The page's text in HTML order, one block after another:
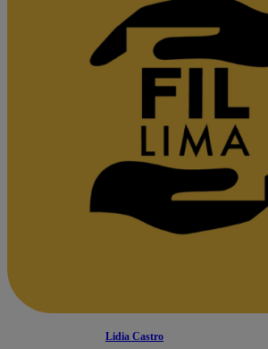
Lidia Castro